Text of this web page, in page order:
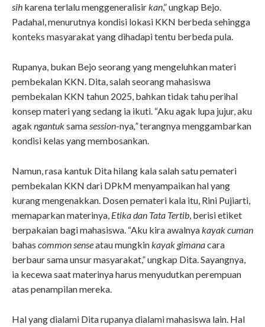
sih karena terlalu menggeneralisirkan,” ungkap Bejo.
Padahal, menurutnya kondisi lokasi KKN berbeda sehingga
konteks masyarakat yang dihadapi tentu berbeda pula.
Rupanya, bukan Bejo seorang yang mengeluhkan materi
pembekalan KKN. Dita, salah seorang mahasiswa
pembekalan KKN tahun 2025, bahkan tidak tahu perihal
konsep materi yang sedang ia ikuti. “Aku agak lupa jujur, aku
agak ngantuksama session-nya,”terangnya menggambarkan
kondisi kelas yang membosankan.
Namun, rasa kantuk Dita hilang kala salah satu pemateri
pembekalan KKN dari DPkM menyampaikan hal yang
kurang mengenakkan. Dosen pemateri kala itu, Rini Pujiarti,
memaparkan materinya, Etika dan Tata Tertib , berisi etiket
berpakaian bagi mahasiswa. “Aku kira awalnya kayak cuman
bahas common senseatau mungkin kayak gimanacara
berbaur sama unsur masyarakat,” ungkap Dita. Sayangnya,
ia kecewa saat materinya harus menyudutkan perempuan
atas penampilan mereka.
Hal yang dialami Dita rupanya dialami mahasiswa lain. Hal